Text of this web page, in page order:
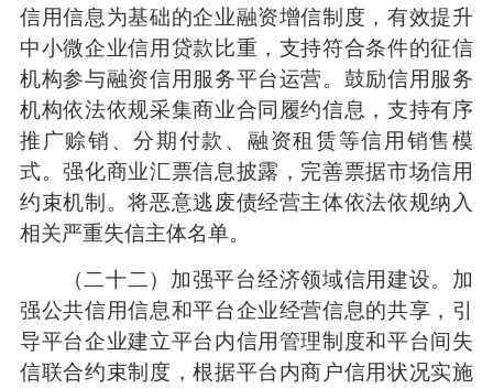
信用信息为基础的企业融资增信制度，有效提升
中小微企业信用贷款比重，支持符合条件的征信
机构参与融资信用服务平台运营。鼓励信用服务
机构依法依规采集商业合同履约信息，支持有序
推广赊销、分期付款、融资租赁等信用销售模
式。强化商业汇票信息披露，完善票据市场信用
约束机制。将恶意逃废债经营主体依法依规纳入
相关严重失信主体名单。
（二十二）加强平台经济领域信用建设。加
强公共信用信息和平台企业经营信息的共享，引
导平台企业建立平台内信用管理制度和平台间失
信联合约束制度，根据平台内商户信用状况实施